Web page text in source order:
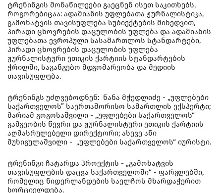
ტრენინგის მონაწილეები გაეცნენ ისეთ საკითხებს,
როგორებიცაა: ადამიანის უფლებათა ჟურნალისტიკა,
გამოხატვის თავისუფლება სუბიექტების მიხედვით,
პირადი ცხოვრების დაცულობის უფლება და ადამიანის
უფლებათა ევროპული სასამართლოს სტანდარტები,
პირადი ცხოვრების დაცულობის უფლება
ჟურნალისტური ეთიკის ქარტიის სტანდარტების
ჭრილში, საგანგებო მდგომარეობა და მედიის
თავისუფლება.
ტრენინგს უძღვებოდნენ: ნანა მჭედლიძე - „უფლებები
საქართველოს” საერთაშორისო სამართლის ექსპერტი;
მარიამ გოგოსაშვილი - „უფლებები საქართველოს“
გამგეობის წევრი და ჟურნალისტური ეთიკის ქარტიის
აღმასრულებელი დირექტორი; ასევე ანი
მუხიგულაშვილი - „უფლებები საქართველოს“ იურისტი.
ტრენინგი ჩატარდა პროექტის - „გამოხატვის
თავისუფლების დაცვა საქართველოში“ - ფარგლებში,
რომელიც ნიდერლანდების საელჩოს მხარდაჭერით
ხორციელდება.